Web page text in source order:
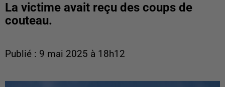
La victime avait reçu des coups de
couteau.
Publié : 9 mai 2025 à 18h12